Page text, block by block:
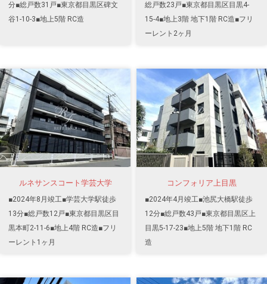
分■総戸数31戸■東京都目黒区碑文
谷1-10-3■地上5階 RC造
総戸数23戸■東京都目黒区目黒4-
15-4■地上3階 地下1階 RC造■フリ
ーレント2ヶ月
ルネサンスコート学芸大学
■2024年8月竣工■学芸大学駅徒歩
13分■総戸数12戸■東京都目黒区目
黒本町2-11-6■地上4階 RC造■フリ
ーレント1ヶ月
コンフォリア上目黒
■2024年4月竣工■池尻大橋駅徒歩
12分■総戸数43戸■東京都目黒区上
目黒5-17-23■地上5階 地下1階 RC
造